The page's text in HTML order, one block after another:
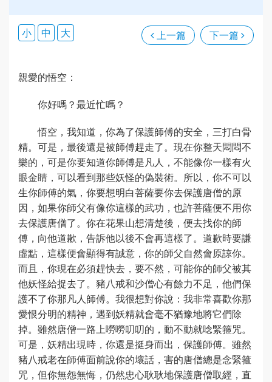
上一篇 下一篇
小 中 大
親愛的悟空：
你好嗎？最近忙嗎？
悟空，我知道，你為了保護師傅的安全，三打白骨
精。可是，最後還是被師傅趕走了。現在你整天悶悶不
樂的，可是你要知道你師傅是凡人，不能像你一樣有火
眼金睛，可以看到那些妖怪的偽裝術。所以，你不可以
生你師傅的氣，你要想明白菩薩要你去保護唐僧的原
因，如果你師父有像你這樣的武功，也許菩薩便不用你
去保護唐僧了。你在花果山想清楚後，便去找你的師
傅，向他道歉，告訴他以後不會再這樣了。道歉時要謙
虛點，這樣便會顯得有誠意，你的師父自然會原諒你。
而且，你現在必須趕快去，要不然，可能你的師父被其
他妖怪給捉去了。豬八戒和沙僧心有餘力不足，他們保
護不了你那凡人師傅。我很想對你說：我非常喜歡你那
愛恨分明的精神，遇到妖精就會毫不猶豫地將它們除
掉。雖然唐僧一路上嘮嘮叨叨的，動不動就唸緊箍咒。
可是，妖精出現時，你還是挺身而出，保護師傅。雖然
豬八戒老在師傅面前說你的壞話，害的唐僧總是念緊箍
咒，但你無怨無悔，仍然忠心耿耿地保護唐僧取經，直